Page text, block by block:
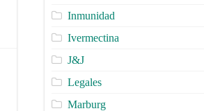
Inmunidad
Ivermectina
J&J
Legales
Marburg